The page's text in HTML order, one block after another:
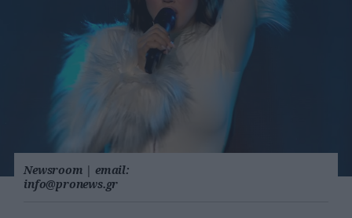
Newsroom | email:
info@pronews.gr